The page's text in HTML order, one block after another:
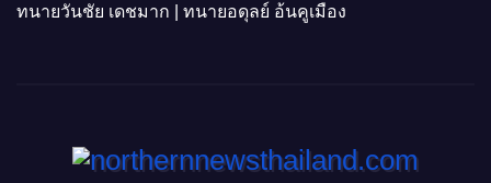
ทนายวันชัย เดชมาก | ทนายอดุลย์ อ้นคูเมือง